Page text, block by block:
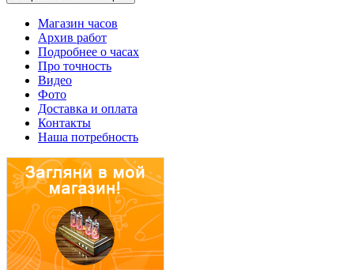
Магазин часов
Архив работ
Подробнее о часах
Про точность
Видео
Фото
Доставка и оплата
Контакты
Наша потребность